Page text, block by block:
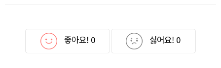
좋아요! 0 싫어요! 0